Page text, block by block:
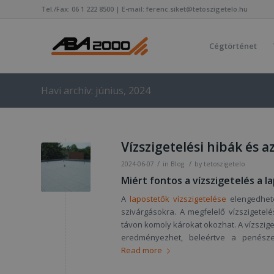
Tel./Fax: 06 1 222 8500 | E-mail: ferenc.siket@tetoszigetelo.hu
Cégtörténet
Havi archív: június, 2024
Vízszigetelési hibák és
2024-06-07 / in Blog / by tetoszigetelo
Miért fontos a vízszigetelés a
A lapostetők vízszigetelése
szivárgásokra. A megfelelő
távon komoly károkat okozhat. A
eredményezhet, beleértve a
Read more